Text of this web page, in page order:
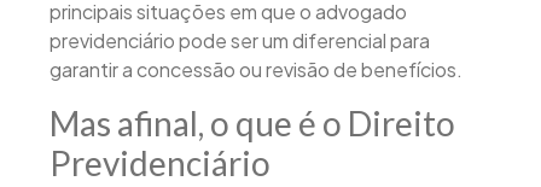
principais situações em que o advogado
previdenciário pode ser um diferencial para
garantir a concessão ou revisão de benefícios.
Mas afinal, o que é o Direito
Previdenciário